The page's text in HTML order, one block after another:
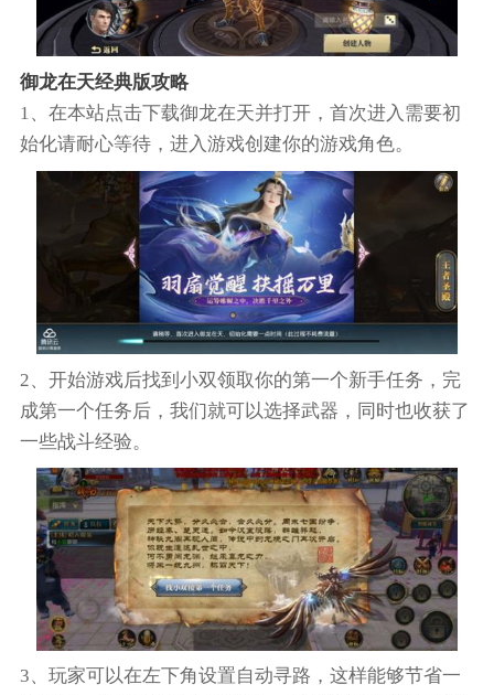
御龙在天经典版攻略
1、在本站点击下载御龙在天并打开，首次进入需要初
始化请耐心等待，进入游戏创建你的游戏角色。
2、开始游戏后找到小双领取你的第一个新手任务，完
成第一个任务后，我们就可以选择武器，同时也收获了
一些战斗经验。
3、玩家可以在左下角设置自动寻路，这样能够节省一